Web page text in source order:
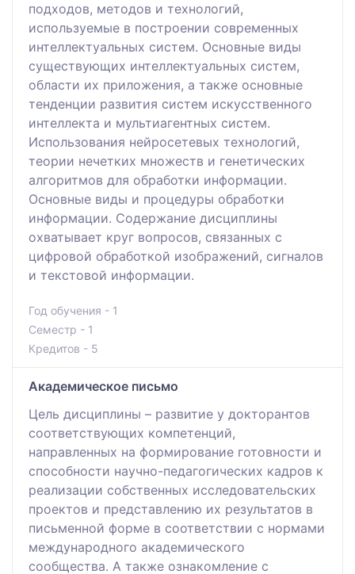
подходов, методов и технологий,
используемые в построении современных
интеллектуальных систем. Основные виды
существующих интеллектуальных систем,
области их приложения, а также основные
тенденции развития систем искусственного
интеллекта и мультиагентных систем.
Использования нейросетевых технологий,
теории нечетких множеств и генетических
алгоритмов для обработки информации.
Основные виды и процедуры обработки
информации. Содержание дисциплины
охватывает круг вопросов, связанных с
цифровой обработкой изображений, сигналов
и текстовой информации.
Год обучения - 1
Семестр - 1
Кредитов - 5
Академическое письмо
Цель дисциплины – развитие у докторантов
соответствующих компетенций,
направленных на формирование готовности и
способности научно-педагогических кадров к
реализации собственных исследовательских
проектов и представлению их результатов в
письменной форме в соответствии с нормами
международного академического
сообщества. А также ознакомление с